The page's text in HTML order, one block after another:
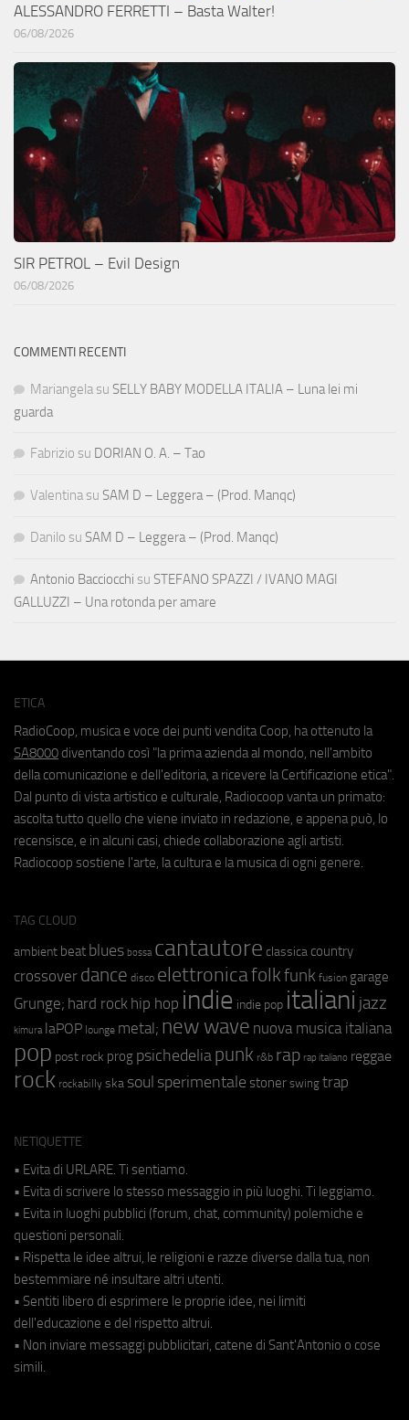
ALESSANDRO FERRETTI – Basta Walter!
06/08/2026
SIR PETROL – Evil Design
06/08/2026
COMMENTI RECENTI
Mariangela su SELLY BABY MODELLA ITALIA – Luna lei mi
guarda
Fabrizio su DORIAN O. A. – Tao
Valentina su SAM D – Leggera – (Prod. Manqc)
Danilo su SAM D – Leggera – (Prod. Manqc)
Antonio Bacciocchi su STEFANO SPAZZI / IVANO MAGI
GALLUZZI – Una rotonda per amare
ETICA
RadioCoop, musica e voce dei punti vendita Coop, ha ottenuto la
SA8000 diventando così "la prima azienda al mondo, nell'ambito
della comunicazione e dell'editoria, a ricevere la Certificazione etica".
Dal punto di vista artistico e culturale, Radiocoop vanta un primato:
ascolta tutto quello che viene inviato in redazione, e appena può, lo
recensisce, e in alcuni casi, chiede collaborazione agli artisti.
Radiocoop sostiene l'arte, la cultura e la musica di ogni genere.
TAG CLOUD
ambient beat blues bossa cantautore classica country
crossover dance disco elettronicafolkfunk fusion garage
Grunge; hard rock hip hop indie indie pop italiani jazz
kimura laPOP lounge metal; new wave nuova musica italiana
pop post rock prog psichedeliapunk r&b rap rap italiano reggae
rock rockabilly ska soul sperimentale stoner swing trap
NETIQUETTE
• Evita di URLARE. Ti sentiamo.
• Evita di scrivere lo stesso messaggio in più luoghi. Ti leggiamo.
• Evita in luoghi pubblici (forum, chat, community) polemiche e
questioni personali.
• Rispetta le idee altrui, le religioni e razze diverse dalla tua, non
bestemmiare né insultare altri utenti.
• Sentiti libero di esprimere le proprie idee, nei limiti
dell'educazione e del rispetto altrui.
• Non inviare messaggi pubblicitari, catene di Sant'Antonio o cose
simili.